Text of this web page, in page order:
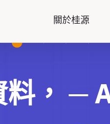
關於桂源
， ─